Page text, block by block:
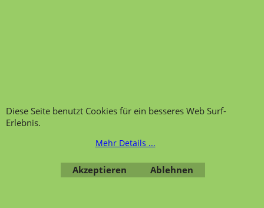
Kategorien,Kontaktformular,Impressum
Diese Seite benutzt Cookies für ein besseres Web Surf-
Erlebnis.
Mehr Details ...
Akzeptieren Ablehnen